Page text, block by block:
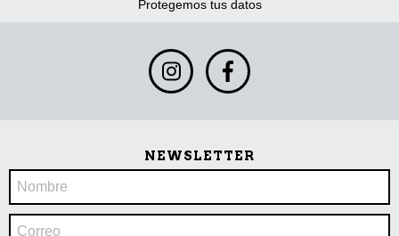
Protegemos tus datos
NEWSLETTER